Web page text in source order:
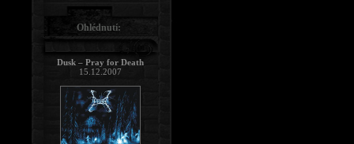
Ohlédnutí:
Dusk – Pray for Death
15.12.2007